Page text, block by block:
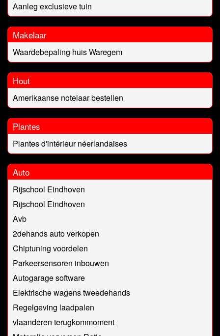
Aanleg exclusieve tuin
Makelaar
Waardebepaling huis Waregem
Hout
Amerikaanse notelaar bestellen
Plantes
Plantes d'intérieur néerlandaises
Auto
Rijschool Eindhoven
Rijschool Eindhoven
Avb
2dehands auto verkopen
Chiptuning voordelen
Parkeersensoren inbouwen
Autogarage software
Elektrische wagens tweedehands
Regelgeving laadpalen
vlaanderen terugkommoment